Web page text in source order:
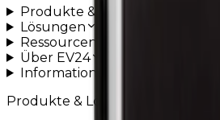
Produkte & Lösungen
Lösungen
Ressourcen
Über EV24
Informationen
Produkte & Lösungen